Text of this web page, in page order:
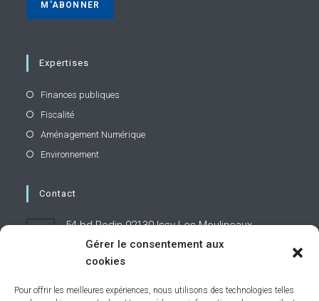
Gérer le consentement aux
cookies
Pour offrir les meilleures expériences, nous utilisons des technologies telles
Expertises
Finances publiques
Fiscalité
Aménagement Numérique
Environnement
Contact
54 bd Rodin 92130 Issy-Les-Moulineaux
01 71 19 95 60